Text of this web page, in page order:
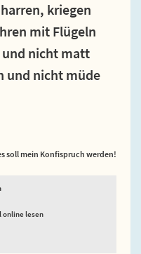
kriegen
mit Flügeln
und nicht matt
und nicht müde
soll mein Konfispruch werden!
online lesen